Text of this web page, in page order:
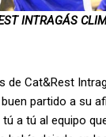
INTRAGÁS
partido a su
a tú al equipo